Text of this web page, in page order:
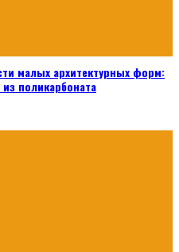
малых архитектурных форм:
поликарбоната